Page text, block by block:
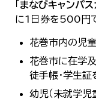
まなびキャンパス
に1日券を500円
花巻市内の児童
花巻市に在学
徒手帳・学生証
幼児（未就学児